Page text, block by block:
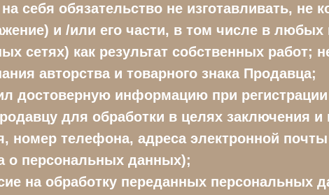
себя обязательство не изготавливать, не
и /или его части, в том числе в любых
сетях) как результат собственных работ;
авторства и товарного знака Продавца;
достоверную информацию при
для обработки в целях заключения
номер телефона, адреса электронной
о персональных данных);
на обработку переданных